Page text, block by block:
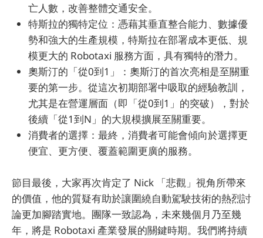
亡人數，改善整體交通安全。
特斯拉的獨特定位：憑藉其垂直整合能力、數據優
勢和強大的生產規模，特斯拉在部署成本更低、規
模更大的 Robotaxi 服務方面，具有獨特的潛力。
奧斯汀的「從0到1」：奧斯汀的首次亮相是至關重
要的第一步。從這次初期部署中吸取的經驗教訓，
尤其是在營運層面（即「從0到1」的突破），對於
後續「從1到N」的大規模擴展至關重要。
消費者的選擇：最終，消費者可能會傾向於選擇更
便宜、更方便、覆蓋範圍更廣的服務。
節目最後，大家再次肯定了 Nick 「悲觀」視角所帶來
的價值，他的質疑有助於讓圍繞自動駕駛技術的熱烈討
論更加腳踏實地。團隊一致認為，未來幾個月乃至幾
年，將是 Robotaxi 產業發展的關鍵時期。我們將持續